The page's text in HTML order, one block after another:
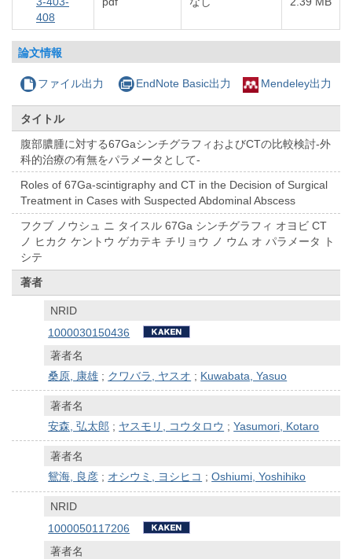
408
論文情報
ファイル出力 EndNote Basic出力 Mendeley出力
タイトル
腹部膿腫に対する67GaシンチグラフィおよびCTの比較検討-外
科的治療の有無をパラメータとして-
Roles of 67Ga-scintigraphy and CT in the Decision of Surgical
Treatment in Cases with Suspected Abdominal Abscess
フクブ ノウシュ ニ タイスル 67Ga シンチグラフィ オヨビ CT
ノ ヒカク ケントウ ゲカテキ チリョウ ノ ウム オ パラメータ ト
シテ
著者
NRID
1000030150436
著者名
桑原, 康雄 ; クワバラ, ヤスオ ; Kuwabata, Yasuo
著者名
安森, 弘太郎 ; ヤスモリ, コウタロウ ;Yasumori, Kotaro
著者名
鴛海, 良彦 ; オシウミ, ヨシヒコ ;Oshiumi, Yoshihiko
NRID
1000050117206
著者名